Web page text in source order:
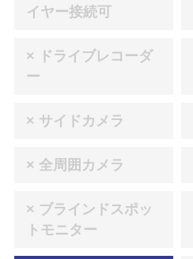
イヤー接続可
× ドライブレコーダ
ー
× サイドカメラ
× 全周囲カメラ
× ブラインドスポッ
トモニター